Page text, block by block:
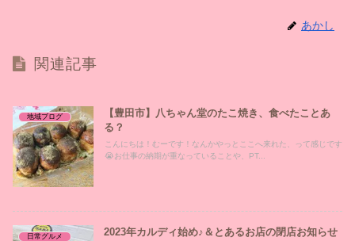
あかし
関連記事
地域ブログ
【豊田市】八ちゃん堂のたこ焼き、食べたことあ
る？
こんにちは！むーです！なんかやっとここへ来れた、って感じです
😭お仕事の納期が重なっていることや、PT...
日常グルメ 2023年カルディ始め♪＆とあるお店の閉店お知らせ